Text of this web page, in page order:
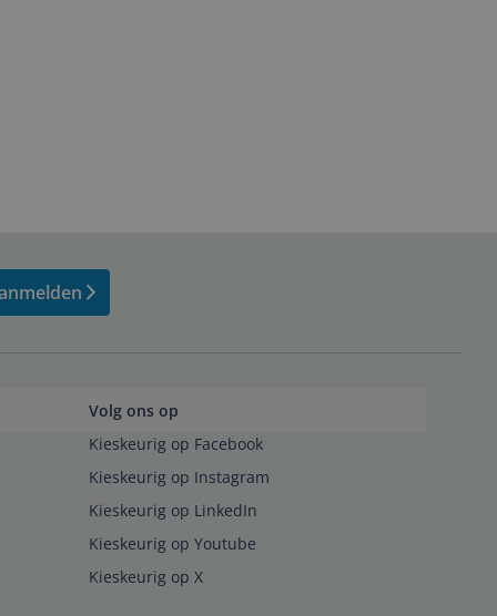
Volg ons op
Kieskeurig op Facebook
Kieskeurig op Instagram
Kieskeurig op LinkedIn
Kieskeurig op Youtube
Kieskeurig op X